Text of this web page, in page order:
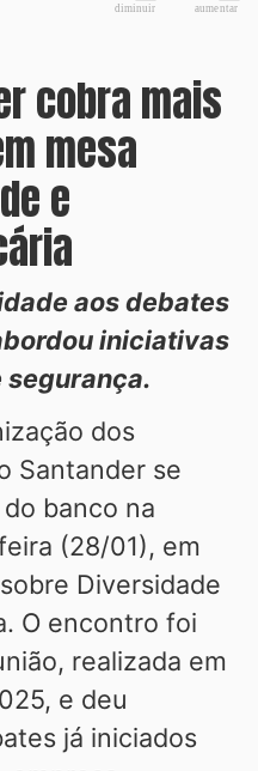
diminuir aumentar
cobra mais
mesa
e
aos debates
iniciativas
segurança.
dos
Santander se
banco na
(28/01), em
Diversidade
O encontro foi
realizada em
e deu
já iniciados